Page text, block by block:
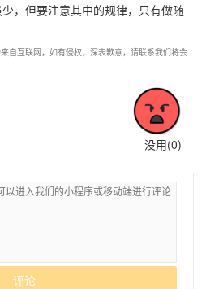
，但要注意其中的规律，只有做随
自互联网，如有侵权，深表歉意，请联系我们将会
没用(0)
评论